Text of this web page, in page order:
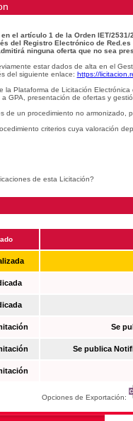
el artículo 1 de la Orden IET/
del Registro Electrónico de
ninguna oferta que no sea
estar dados de alta en el
del siguiente enlace: https://
la Plataforma de Licitación Electrónica
GPA, presentación de ofertas y
de un procedimiento no
criterios cuya valoración
de esta Licitación?
Se
Se publica
Opciones de Exportación: